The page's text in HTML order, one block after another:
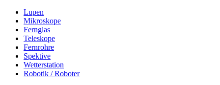
Lupen
Mikroskope
Fernglas
Teleskope
Fernrohre
Spektive
Wetterstation
Robotik / Roboter